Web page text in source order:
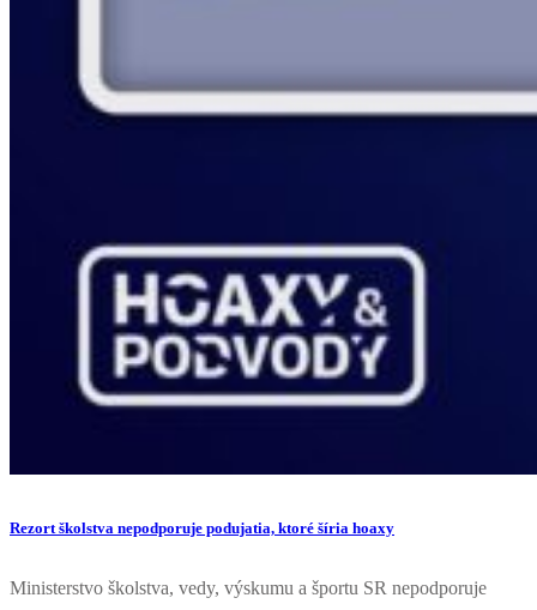
Rezort školstva nepodporuje podujatia, ktoré šíria hoaxy
Ministerstvo školstva, vedy, výskumu a športu SR nepodporuje